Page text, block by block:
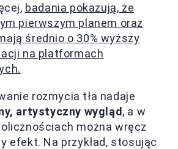
badania pokazują, że
pierwszym planem oraz
średnio o 30% wyższy
na platformach
rozmycia tła nadaje
artystyczny wygląd, a w
można wręcz
efekt. Na przykład, stosując